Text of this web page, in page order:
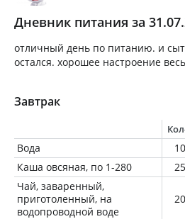
Дневник питания за
отличный день по питанию. и
остался. хорошее настроение
Завтрак
Вода
Каша овсяная, по 1-280
Чай, заваренный,
приготоленный, на
водопроводной воде